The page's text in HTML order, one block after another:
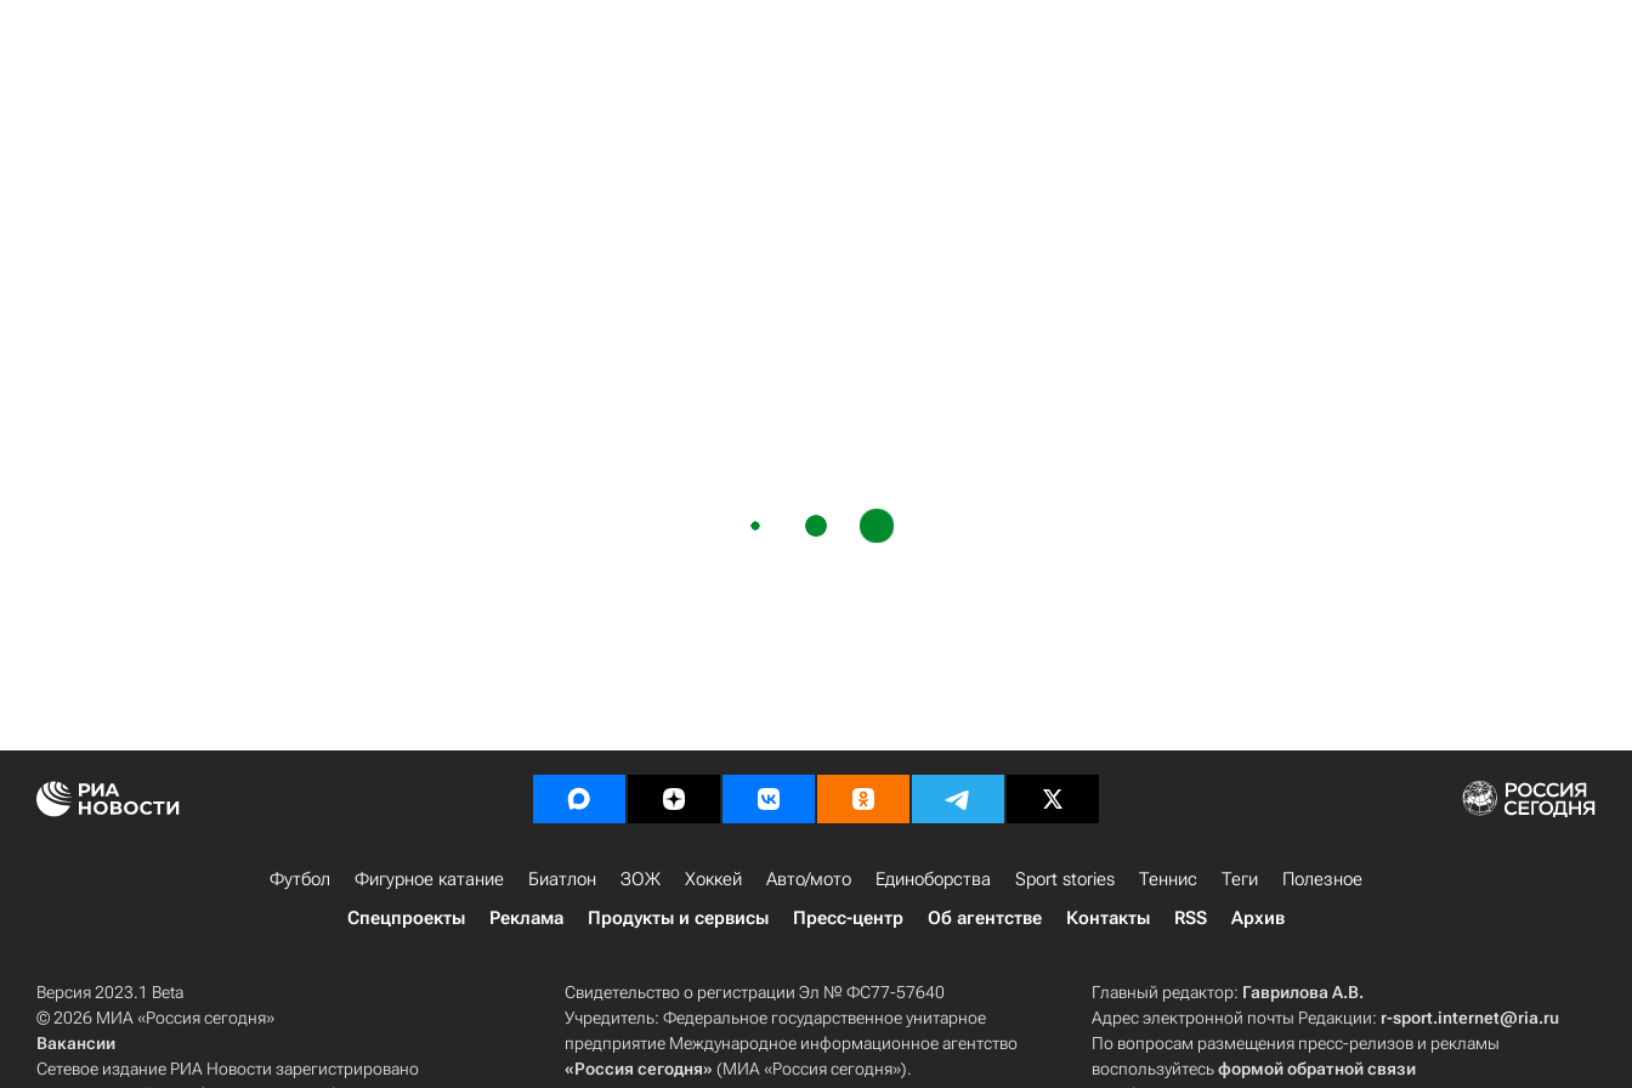
Футбол Фигурное катание Биатлон ЗОЖ Хоккей Авто/мото Единоборства Sport stories Теннис Теги
Полезное
Спецпроекты
Реклама Продукты и сервисы Пресс-центр Об агентстве Контакты RSS Архив
Версия 2023.1 Beta
© 2026 МИА «Россия сегодня»
Вакансии
Сетевое издание РИА Новости зарегистрировано
Свидетельство о регистрации Эл № ФС77-57640
Учредитель: Федеральное государственное унитарное
предприятие Международное информационное агентство
«Россия сегодня» (МИА «Россия сегодня»).
Главный редактор: Гаврилова А.В.
Адрес электронной почты Редакции: r-sport.internet@ria.ru
По вопросам размещения пресс-релизов и рекламы
воспользуйтесьформой обратной связи